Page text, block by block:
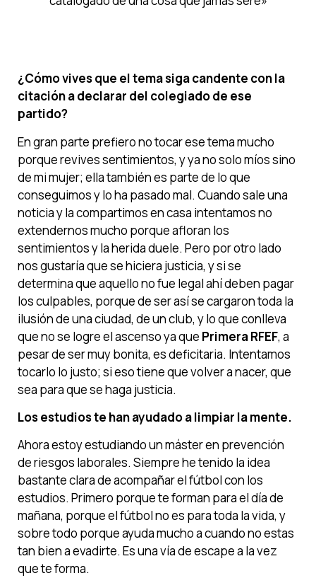
¿Cómo vives que el tema siga candente con la
citación a declarar del colegiadode ese
partido?
En gran parte prefiero no tocar ese tema mucho
porque revives sentimientos, y ya no solo míos sino
de mi mujer; ella también es parte de lo que
conseguimos y lo ha pasado mal. Cuando sale una
noticia y la compartimos en casa intentamos no
extendernos mucho porque afloran los
sentimientos y la herida duele. Pero por otro lado
nos gustaría que se hiciera justicia, y si se
determina que aquello no fue legal ahí deben pagar
los culpables, porque de ser así se cargaron toda la
ilusión de una ciudad, de un club, y lo que conlleva
que no se logre el ascenso ya que Primera RFEF, a
pesar de ser muy bonita, es deficitaria. Intentamos
tocarlo lo justo; si eso tiene que volver a nacer, que
sea para que se haga justicia.
Los estudios te han ayudado a limpiar la mente.
Ahora estoy estudiando un máster en prevención
de riesgos laborales. Siempre he tenido la idea
bastante clara de acompañar el fútbol con los
estudios. Primero porque te forman para el día de
mañana, porque el fútbol no es para toda la vida, y
sobre todo porque ayuda mucho a cuando no estas
tan bien a evadirte. Es una vía de escape a la vez
que te forma.